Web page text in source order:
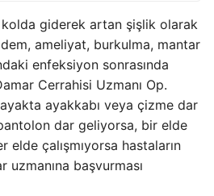
giderek artan şişlik olarak
ameliyat, burkulma, mantar
enfeksiyon sonrasında
Cerrahisi Uzmanı Op.
ayakkabı veya çizme dar
dar geliyorsa, bir elde
elde çalışmıyorsa hastaların
başvurması